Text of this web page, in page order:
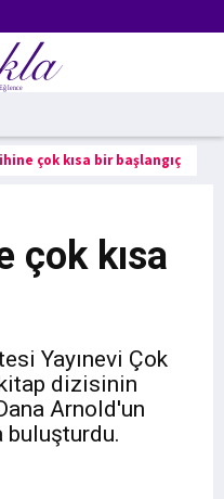
çok kısa bir başlangıç
çok kısa
Yayınevi Çok
kitap dizisinin
Arnold'un
buluşturdu.